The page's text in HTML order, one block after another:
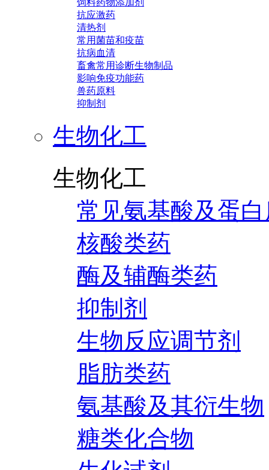
饲料药物添加剂
抗应激药
清热剂
常用菌苗和疫苗
抗病血清
畜禽常用诊断生物制品
影响免疫功能药
兽药原料
抑制剂
生物化工
生物化工
常见氨基酸及蛋
核酸类药
酶及辅酶类药
抑制剂
生物反应调节剂
脂肪类药
氨基酸及其衍生物
糖类化合物